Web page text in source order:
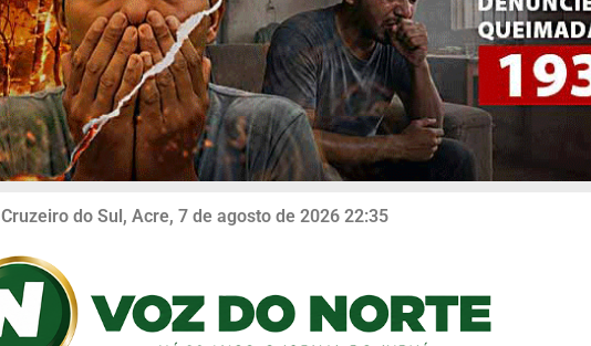
Cruzeiro do Sul, Acre, 7 de agosto de 2026 22:35